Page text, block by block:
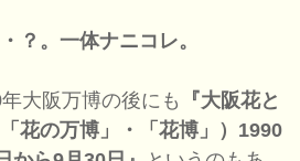
？。一体ナニコレ。
大阪万博の後にも
『大阪花と
花の万博」・「花博」）1990